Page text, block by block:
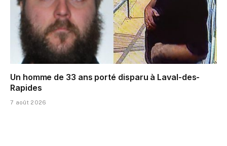
Un homme de 33 ans porté disparu à Laval-des-
Rapides
7 août 2026